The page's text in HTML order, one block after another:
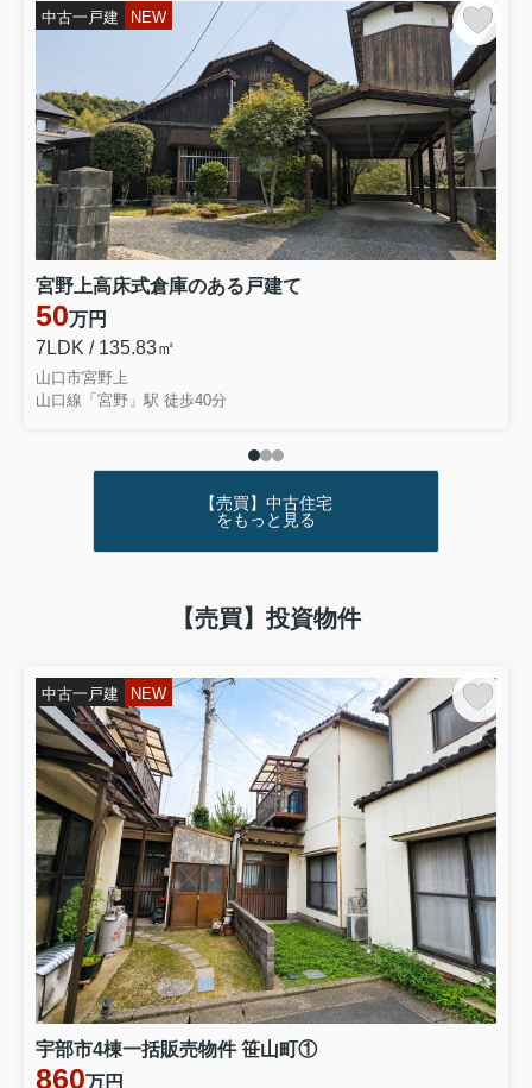
中古一戸建 NEW
宮野上高床式倉庫のある戸建て
50万円
7LDK / 135.83㎡
山口市宮野上
山口線「宮野」駅 徒歩40分
【売買】中古住宅
をもっと見る
【売買】投資物件
中古一戸建 NEW
宇部市4棟一括販売物件 笹山町①
860万円